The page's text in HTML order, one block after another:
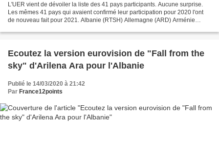
L'UER vient de dévoiler la liste des 41 pays participants. Aucune surprise.
Les mêmes 41 pays qui avaient confirmé leur participation pour 2020 l'ont
de nouveau fait pour 2021. Albanie (RTSH) Allemagne (ARD) Arménie
Ecoutez la version eurovision de "Fall from the
sky" d'Arilena Ara pour l'Albanie
Publié le 14/03/2020 à 21:42
Par France12points